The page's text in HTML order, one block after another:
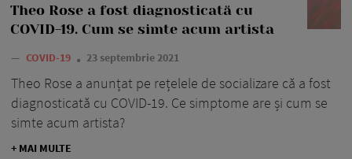
Theo Rose a fost diagnosticată cu
COVID-19. Cum se simte acum artista
— COVID-19 23 septembrie 2021
Theo Rose a anunțat pe rețelele de socializare că a fost
diagnosticată cu COVID-19. Ce simptome are și cum se
simte acum artista?
+ MAI MULTE